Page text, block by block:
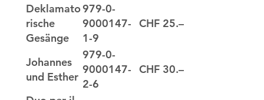
Deklamato
rische
Gesänge
979-0-
9000147-
1-9
CHF 25.–
Johannes
und Esther
979-0-
9000147-
2-6
CHF 30.–